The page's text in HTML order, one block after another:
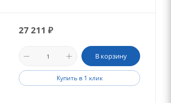
27 211 ₽
В корзину
Купить в 1 клик